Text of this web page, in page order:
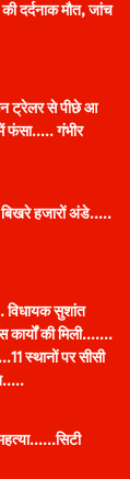
दर्दनाक मौत, जांच
ट्रेलर से पीछे आ
फंसा….. गंभीर
हजारों अंडे…..
विधायक सुशांत
कार्यों की मिली…….
स्थानों पर सीसी